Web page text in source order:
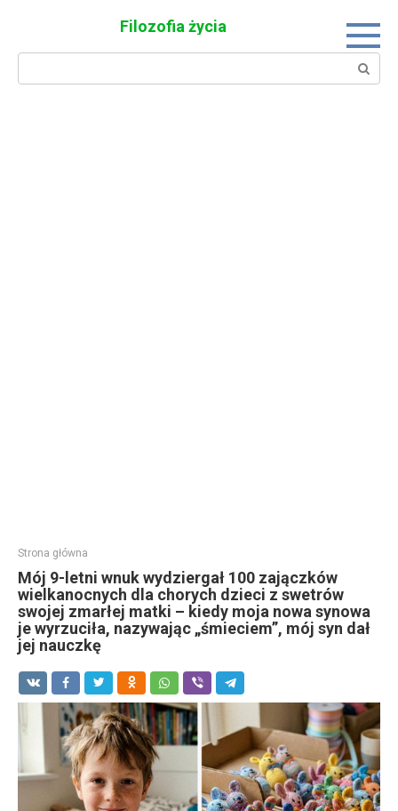
Filozofia życia
Search:
Strona główna
Mój 9-letni wnuk wydziergał 100 zajączków
wielkanocnych dla chorych dzieci z swetrów
swojej zmarłej matki – kiedy moja nowa synowa
je wyrzuciła, nazywając „śmieciem”, mój syn dał
jej nauczkę